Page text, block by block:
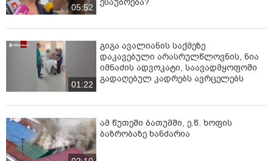
05:52
01:22
გიგა ავალიანის საქმეზე
დაკავებული არასრულწლოვნის, ნია
იმნაძის ადვოკატი, საავადმყოფოში
გადაღებულ კადრებს ავრცელებს
ამ წუთეში ბათუმში, ე.წ. ხოფის
ბაზრობაზე ხანძარია